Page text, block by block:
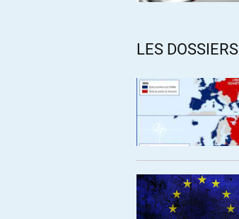
LES DOSSIERS